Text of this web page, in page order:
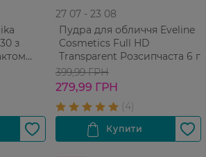
з
27 07 - 23 08
Пудра для обличчя Eveline
Cosmetics Full HD
Transparent Розсипчаста 6 г
399,99 ГРН
279,99 ГРН